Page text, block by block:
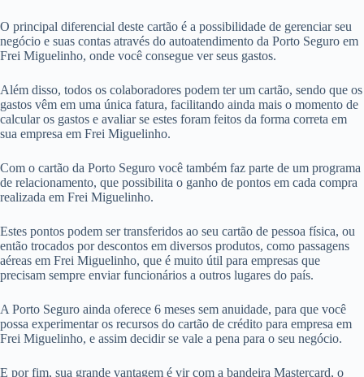
O principal diferencial deste cartão é a possibilidade de gerenciar seu
negócio e suas contas através do autoatendimento da Porto Seguro em
Frei Miguelinho, onde você consegue ver seus gastos.
Além disso, todos os colaboradores podem ter um cartão, sendo que os
gastos vêm em uma única fatura, facilitando ainda mais o momento de
calcular os gastos e avaliar se estes foram feitos da forma correta em
sua empresa em Frei Miguelinho.
Com o cartão da Porto Seguro você também faz parte de um programa
de relacionamento, que possibilita o ganho de pontos em cada compra
realizada em Frei Miguelinho.
Estes pontos podem ser transferidos ao seu cartão de pessoa física, ou
então trocados por descontos em diversos produtos, como passagens
aéreas em Frei Miguelinho, que é muito útil para empresas que
precisam sempre enviar funcionários a outros lugares do país.
A Porto Seguro ainda oferece 6 meses sem anuidade, para que você
possa experimentar os recursos do cartão de crédito para empresa em
Frei Miguelinho, e assim decidir se vale a pena para o seu negócio.
E por fim, sua grande vantagem é vir com a bandeira Mastercard, o